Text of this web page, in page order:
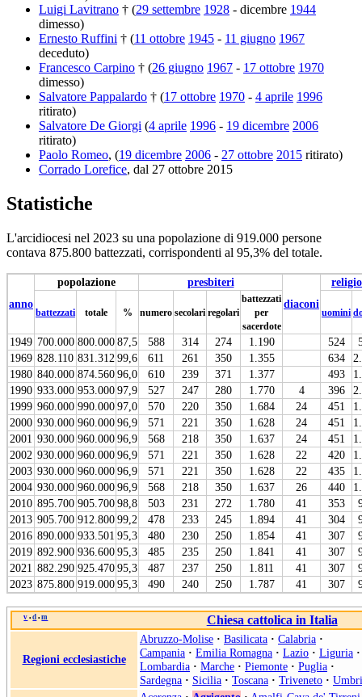
Luigi Lavitrano † (29 settembre 1928 - dicembre 1944
dimesso)
Ernesto Ruffini † (11 ottobre 1945 - 11 giugno 1967
deceduto)
Francesco Carpino † (26 giugno 1967 - 17 ottobre 1970
dimesso)
Salvatore Pappalardo † (17 ottobre 1970 - 4 aprile 1996
ritirato)
Salvatore De Giorgi (4 aprile 1996 - 19 dicembre 2006
ritirato)
Paolo Romeo, (19 dicembre 2006 - 27 ottobre 2015 ritirato)
Corrado Lorefice, dal 27 ottobre 2015
Statistiche
L'arcidiocesi nel 2023 su una popolazione di 919.000 persone
contava 875.800 battezzati, corrispondenti al 95,3% del totale.
anno
popolazione
presbiteri
diaconi
battezzati totale % numero secolari regolari
battezzati
per
sacerdote
uomini
1949 700.000 800.00087,5 588 314 274 1.190 524
1969 828.110 831.312 99,6 611 261 350 1.355 634
1980 840.000 874.56096,0 610 239 371 1.377 493
1990 933.000 953.00097,9 527 247 280 1.770 4 396
1999 960.000 990.00097,0 570 220 350 1.684 24 451
2000 930.000 960.00096,9 571 221 350 1.628 24 451
2001 930.000 960.00096,9 568 218 350 1.637 24 451
2002 930.000 960.00096,9 571 221 350 1.628 22 420
2003 930.000 960.00096,9 571 221 350 1.628 22 435
2004 930.000 960.00096,9 568 218 350 1.637 26 440
2010 895.700 905.70098,8 503 231 272 1.780 41 353
2013 905.700 912.80099,2 478 233 245 1.894 41 304
2016 890.000 933.501 95,3 480 230 250 1.854 41 307
2019 892.900 936.60095,3 485 235 250 1.841 41 307
2021 882.290 925.47095,3 487 237 250 1.811 41 307
2023 875.800 919.00095,3 490 240 250 1.787 41 307
v • d • m Chiesa cattolica in Italia
Regioni ecclesiastiche
Abruzzo-Molise · Basilicata · Calabria ·
Campania · Emilia Romagna · Lazio · Liguria ·
Lombardia · Marche · Piemonte · Puglia ·
Sardegna · Sicilia · Toscana · Triveneto ·